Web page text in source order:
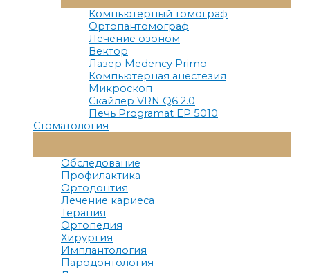
Меню
Компьютерный томограф
Ортопантомограф
Лечение озоном
Вектор
Лазер Medency Primo
Компьютерная анестезия
Микроскоп
Скайлер VRN Q6 2.0
Печь Programat EP 5010
Стоматология
Меню
Обследование
Профилактика
Ортодонтия
Лечение кариеса
Терапия
Ортопедия
Хирургия
Имплантология
Пародонтология